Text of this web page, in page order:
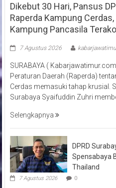
Dikebut 30 Hari, Pansus
Raperda Kampung
Kampung Pancasila
7 Agustus 2026
SURABAYA (
Peraturan Daerah (Raperda)
Cerdas memasuki tahap krusial.
Surabaya Syaifuddin Zuhri
Selengkapnya
DPRD
Spensabaya
Thailand
7 Agustus 2026 0